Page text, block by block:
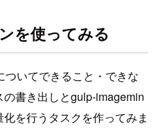
を使ってみる
ついてできること・できな
書き出しとgulp-imagemin
を行うタスクを作ってみま